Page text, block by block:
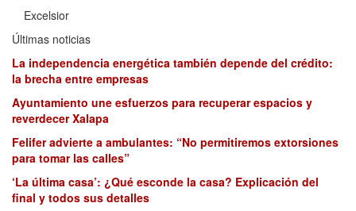
Excelsior
Últimas noticias
La independencia energética también depende del crédito:
la brecha entre empresas
Ayuntamiento une esfuerzos para recuperar espacios y
reverdecer Xalapa
Felifer advierte a ambulantes: “No permitiremos extorsiones
para tomar las calles”
‘La última casa’: ¿Qué esconde la casa? Explicación del
final y todos sus detalles